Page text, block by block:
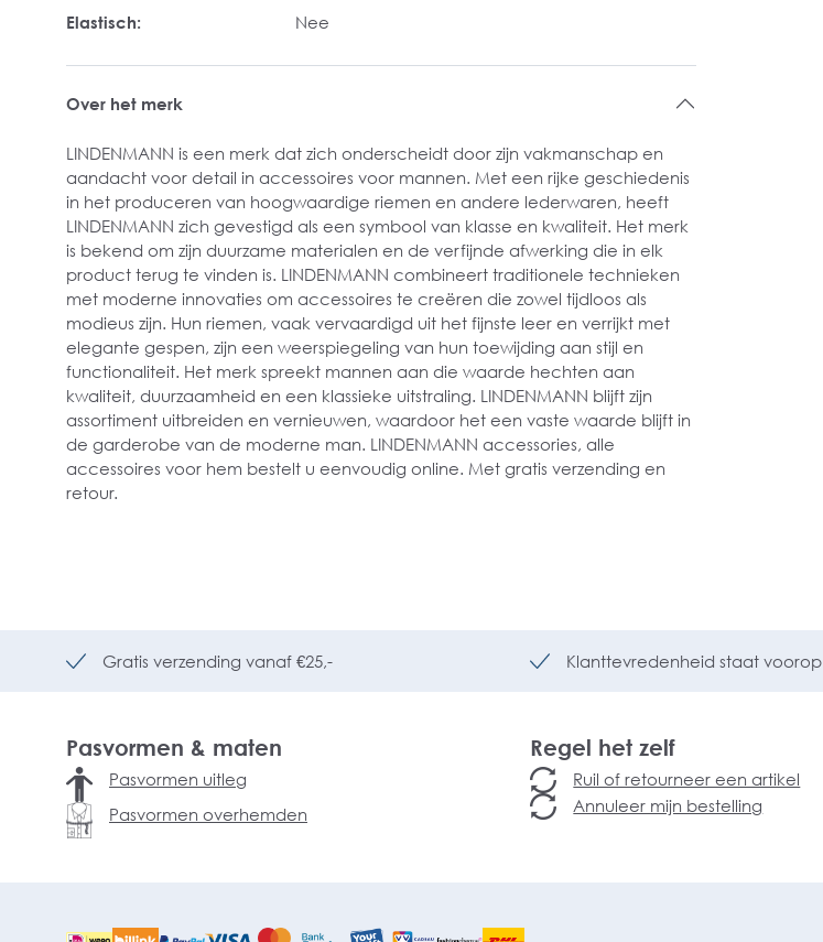
Elastisch:
Nee
Over het merk
LINDENMANN is een merk dat zich onderscheidt door zijn vakmanschap en
aandacht voor detail in accessoires voor mannen. Met een rijke geschiedenis
in het produceren van hoogwaardige riemen en andere lederwaren, heeft
LINDENMANN zich gevestigd als een symbool van klasse en kwaliteit. Het merk
is bekend om zijn duurzame materialen en de verfijnde afwerking die in elk
product terug te vinden is. LINDENMANN combineert traditionele technieken
met moderne innovaties om accessoires te creëren die zowel tijdloos als
modieus zijn. Hun riemen, vaak vervaardigd uit het fijnste leer en verrijkt met
elegante gespen, zijn een weerspiegeling van hun toewijding aan stijl en
functionaliteit. Het merk spreekt mannen aan die waarde hechten aan
kwaliteit, duurzaamheid en een klassieke uitstraling. LINDENMANN blijft zijn
assortiment uitbreiden en vernieuwen, waardoor het een vaste waarde blijft in
de garderobe van de moderne man. LINDENMANN accessories, alle
accessoires voor hem bestelt u eenvoudig online. Met gratis verzending en
retour.
Gratis verzending vanaf €25,- Klanttevredenheid staat voorop
Pasvormen & maten
Pasvormen uitleg
Pasvormen overhemden
Regel het zelf
Ruil of retourneer een artikel
Annuleer mijn bestelling